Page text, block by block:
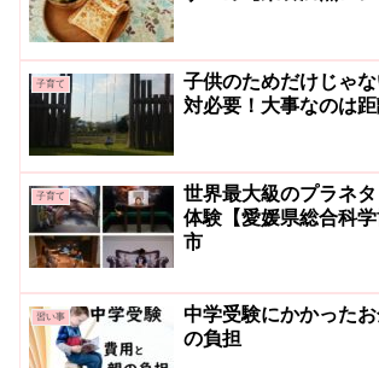
子育て
子供のためだけじゃ
対必要！大事なのは距
子育て
世界最大級のプラネ
体験【愛媛県総合科
市
習い事
中学受験にかかった
の負担